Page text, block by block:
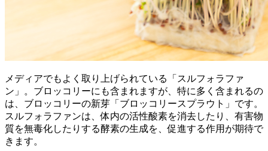
メディアでもよく取り上げられている「スルフォラファ
ン」。ブロッコリーにも含まれますが、特に多く含まれるの
は、ブロッコリーの新芽「ブロッコリースプラウト」です。
スルフォラファンは、体内の活性酸素を消去したり、有害物
質を無毒化したりする酵素の生成を、促進する作用が期待で
きます。